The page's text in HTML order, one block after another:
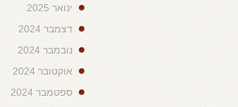
ינואר 2025
דצמבר 2024
נובמבר 2024
אוקטובר 2024
ספטמבר 2024